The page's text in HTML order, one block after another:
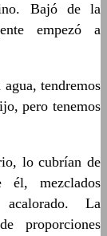
Bajó de la
empezó a
tendremos
pero tenemos
lo cubrían de
él, mezclados
La
proporciones